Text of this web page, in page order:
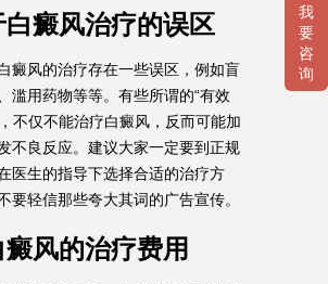
白癜风治疗的误区
癜风的治疗存在一些误区，例如盲
滥用药物等等。有些所谓的“有效
，不仅不能治疗白癜风，反而可能加
不良反应。建议大家一定要到正规
医生的指导下选择合适的治疗方
要轻信那些夸大其词的广告宣传。
癜风的治疗费用
我
要
咨
询